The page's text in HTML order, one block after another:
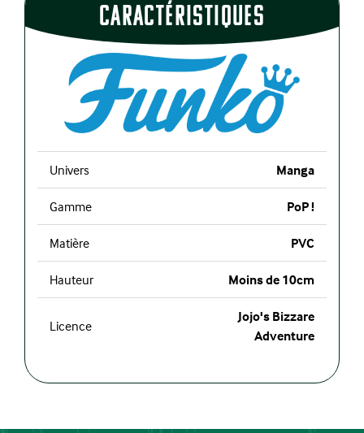
CaractÉristiques
Univers Manga
Gamme PoP !
Matière PVC
Hauteur Moins de 10cm
Licence
Jojo's Bizzare
Adventure